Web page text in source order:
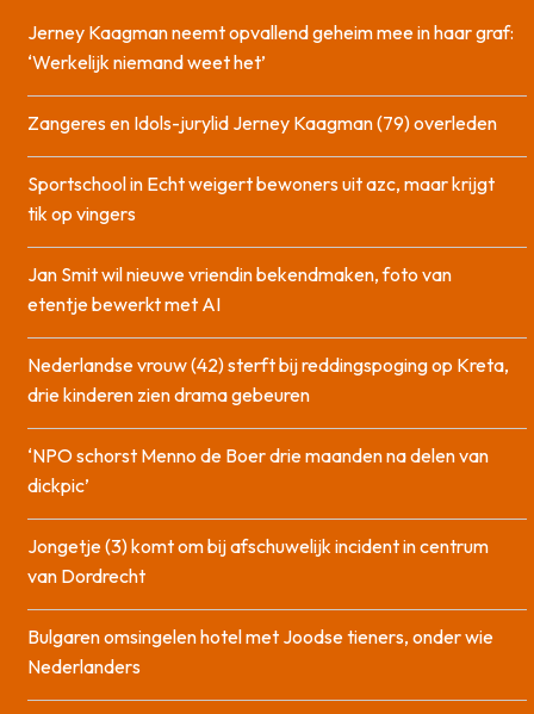
Jerney Kaagman neemt opvallend geheim mee in haar graf:
‘Werkelijk niemand weet het’
Zangeres en Idols-jurylid Jerney Kaagman (79) overleden
Sportschool in Echt weigert bewoners uit azc, maar krijgt
tik op vingers
Jan Smit wil nieuwe vriendin bekendmaken, foto van
etentje bewerkt met AI
Nederlandse vrouw (42) sterft bij reddingspoging op Kreta,
drie kinderen zien drama gebeuren
‘NPO schorst Menno de Boer drie maanden na delen van
dickpic’
Jongetje (3) komt om bij afschuwelijk incident in centrum
van Dordrecht
Bulgaren omsingelen hotel met Joodse tieners, onder wie
Nederlanders